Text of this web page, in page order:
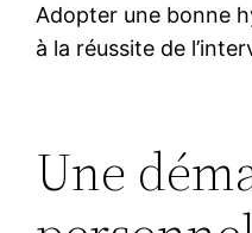
Adopter une bonne
à la réussite de
Une